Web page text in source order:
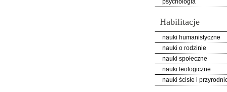
psychologia
Habilitacje
nauki humanistyczne
nauki o rodzinie
nauki społeczne
nauki teologiczne
nauki ścisłe i